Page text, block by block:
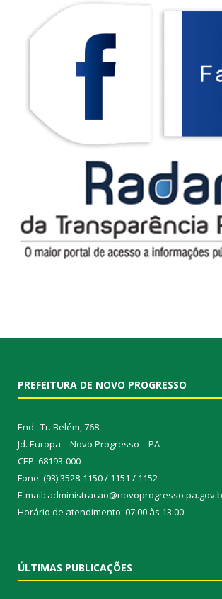
PREFEITURA DE NOVO PROGRESSO
End.: Tr. Belém, 768
Jd. Europa – Novo Progresso – PA
CEP: 68193-000
Fone: (93) 3528-1150 / 1151 / 1152
E-mail:
Horário de atendimento: 07:00 às 13:00
ÚLTIMAS PUBLICAÇÕES